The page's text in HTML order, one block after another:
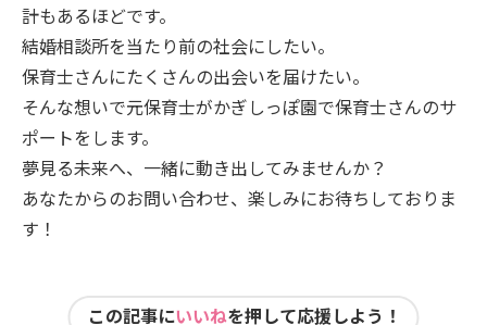
計もあるほどです。
結婚相談所を当たり前の社会にしたい。
保育士さんにたくさんの出会いを届けたい。
そんな想いで元保育士がかぎしっぽ園で保育士さんのサ
ポートをします。
夢見る未来へ、一緒に動き出してみませんか？
あなたからのお問い合わせ、楽しみにお待ちしておりま
す！
この記事にいいねを押して応援しよう！